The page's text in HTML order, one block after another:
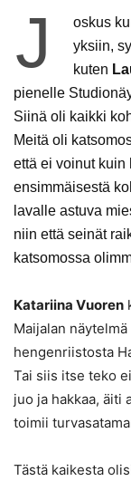
J
oskus
yksiin,
kuten
pienelle
Siinä oli kaikki
Meitä oli
että ei voinut kuin
ensimmäisestä
lavalle astuva
niin että seinät
katsomossa
Katariina Vuoren
Maijalan
hengenriistosta
Tai siis itse teko
juo ja hakkaa, äiti
toimii
Tästä kaikesta